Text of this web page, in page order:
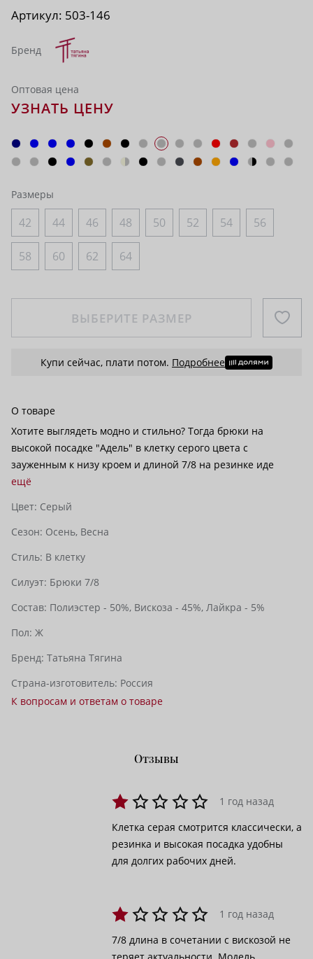
Артикул: 503-146
Бренд
Оптовая цена
УЗНАТЬ ЦЕНУ
Размеры
42 44 46 48 50 52 54 56
58 60 62 64
ВЫБЕРИТЕ РАЗМЕР
Купи сейчас, плати потом. Подробнее
О товаре
Хотите выглядеть модно и стильно? Тогда брюки на
высокой посадке "Адель" в клетку серого цвета с
зауженным к низу кроем и длиной 7/8 на резинке иде
ещё
Цвет: Серый
Сезон: Осень, Весна
Стиль: В клетку
Силуэт: Брюки 7/8
Состав: Полиэстер - 50%, Вискоза - 45%, Лайкра - 5%
Пол: Ж
Бренд: Татьяна Тягина
Страна-изготовитель: Россия
К вопросам и ответам о товаре
Отзывы
1 год назад
Клетка серая смотрится классически, а
резинка и высокая посадка удобны
для долгих рабочих дней.
1 год назад
7/8 длина в сочетании с вискозой не